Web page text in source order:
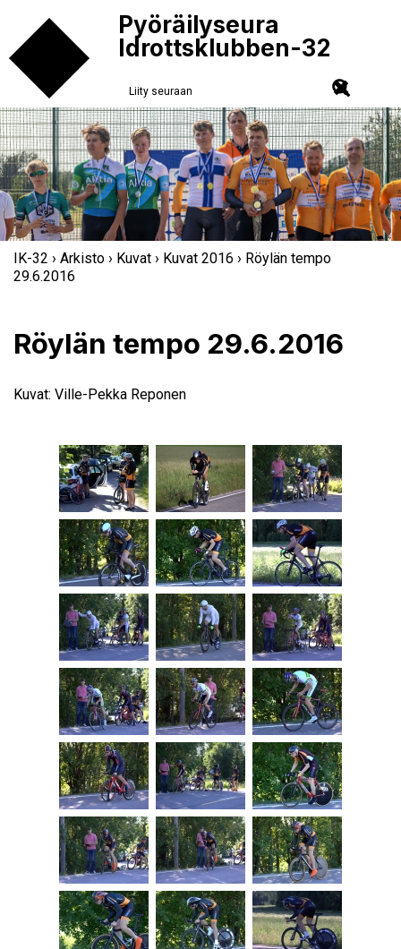
Pyöräilyseura
Idrottsklubben-32
Liity seuraan
IK-32 › Arkisto › Kuvat › Kuvat 2016 › Röylän tempo
29.6.2016
Röylän tempo 29.6.2016
Kuvat: Ville-Pekka Reponen